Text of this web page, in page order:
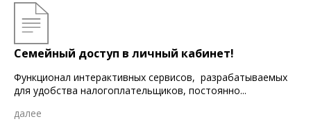
Семейный доступ в личный кабинет!
Функционал интерактивных сервисов, разрабатываемых
для удобства налогоплательщиков, постоянно...
далее